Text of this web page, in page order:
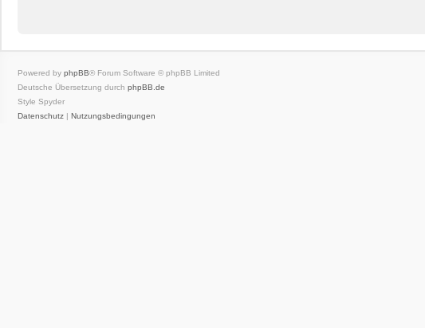
Powered by phpBB® Forum Software © phpBB Limited
Deutsche Übersetzung durch phpBB.de
Style Spyder
Datenschutz | Nutzungsbedingungen